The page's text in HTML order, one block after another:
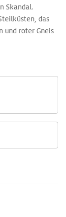
Skandal.
das
und roter Gneis